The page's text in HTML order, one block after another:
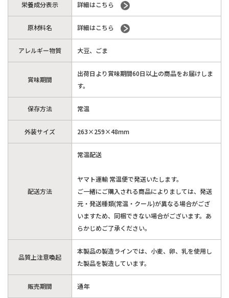
栄養成分表示 詳細はこちら
原材料名 詳細はこちら
アレルギー物質 大豆、ごま
賞味期間
出荷日より賞味期間60日以上の商品をお届けしま
す。
保存方法 常温
外装サイズ 263×259×48mm
配送方法
常温配送
ヤマト運輸 常温便で発送いたします。
ご一緒にご購入される商品によりましては、発送
元・発送種類(常温・クール)が異なる場合がござ
いますため、同梱できない場合がございます。あ
らかじめご了承ください。
品質上注意喚起
本製品の製造ラインでは、小麦、卵、乳を使用し
た製品を製造しています。
販売期間 通年